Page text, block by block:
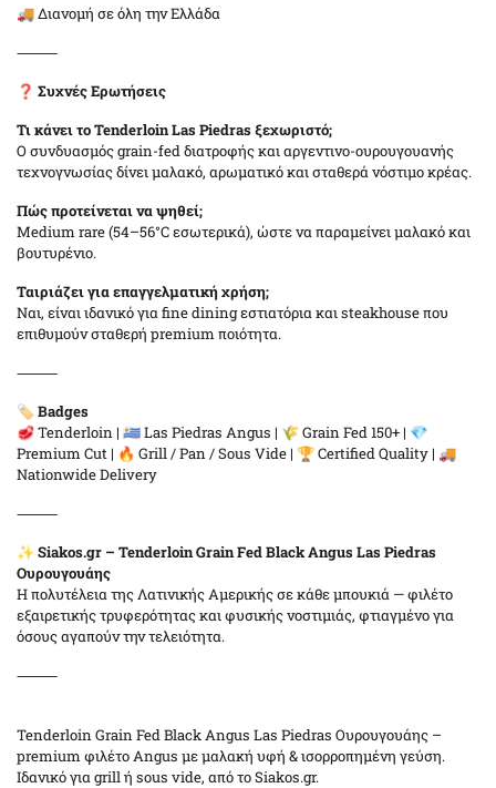
🚚 Διανομή σε όλη την Ελλάδα
⸻
❓ Συχνές Ερωτήσεις
Τι κάνει το Tenderloin Las Piedras ξεχωριστό;
Ο συνδυασμός grain-fed διατροφής και αργεντινο-ουρουγουανής
τεχνογνωσίας δίνει μαλακό, αρωματικό και σταθερά νόστιμο κρέας.
Πώς προτείνεται να ψηθεί;
Medium rare (54–56°C εσωτερικά), ώστε να παραμείνει μαλακό και
βουτυρένιο.
Ταιριάζει για επαγγελματική χρήση;
Ναι, είναι ιδανικό για fine dining εστιατόρια και steakhouse που
επιθυμούν σταθερή premium ποιότητα.
⸻
🏷️Badges
🥩 Tenderloin | 🇺🇾 Las Piedras Angus | 🌾 Grain Fed 150+ | 💎
Premium Cut | 🔥 Grill / Pan / Sous Vide | 🏆 Certified Quality | 🚚
Nationwide Delivery
⸻
✨Siakos.gr – Tenderloin Grain Fed Black Angus Las Piedras
Ουρουγουάης
Η πολυτέλεια της Λατινικής Αμερικής σε κάθε μπουκιά — φιλέτο
εξαιρετικής τρυφερότητας και φυσικής νοστιμιάς, φτιαγμένο για
όσους αγαπούν την τελειότητα.
⸻
Tenderloin Grain Fed Black Angus Las Piedras Ουρουγουάης –
premium φιλέτο Angus με μαλακή υφή & ισορροπημένη γεύση.
Ιδανικό για grill ή sous vide, από το Siakos.gr.